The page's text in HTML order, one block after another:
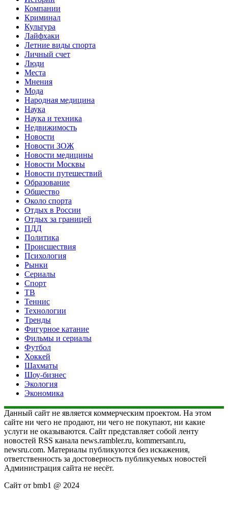
Компании
Криминал
Культура
Лайфхаки
Летние виды спорта
Личный счет
Люди
Места
Мнения
Мода
Народная медицина
Наука
Наука и техника
Недвижимость
Новости
Новости ЗОЖ
Новости медицины
Новости Москвы
Новости путешествий
Образование
Общество
Около спорта
Отдых в России
Отдых за границей
ПДД
Политика
Происшествия
Психология
Рынки
Сериалы
Спорт
ТВ
Теннис
Технологии
Тренды
Фигурное катание
Фильмы и сериалы
Футбол
Хоккей
Шахматы
Шоу-бизнес
Экология
Экономика
Данный сайт не является коммерческим проектом. На этом
сайте ни чего не продают, ни чего не покупают, ни какие
услуги не оказываются. Сайт представляет собой ленту
новостей RSS канала news.rambler.ru, kommersant.ru,
newsru.com. Материалы публикуются без искажения,
ответственность за достоверность публикуемых новостей
Администрация сайта не несёт.
Сайт от bmb1 @ 2024